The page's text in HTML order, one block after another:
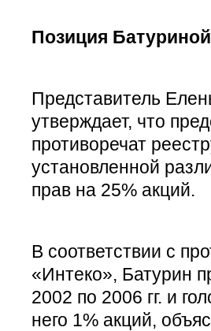
Позиция Батуриной
Представитель
утверждает, что
противоречат
установленной
прав на 25% акций.
В соответствии с
«Интеко», Батурин
2002 по 2006 гг. и
него 1% акций,